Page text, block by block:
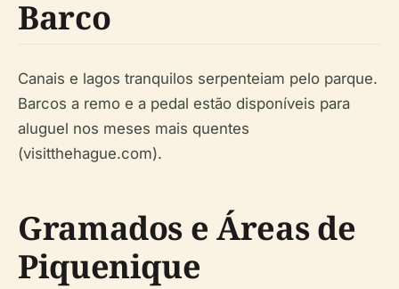
Barco
Canais e lagos tranquilos serpenteiam pelo parque.
Barcos a remo e a pedal estão disponíveis para
aluguel nos meses mais quentes
(visitthehague.com).
Gramados e Áreas de
Piquenique